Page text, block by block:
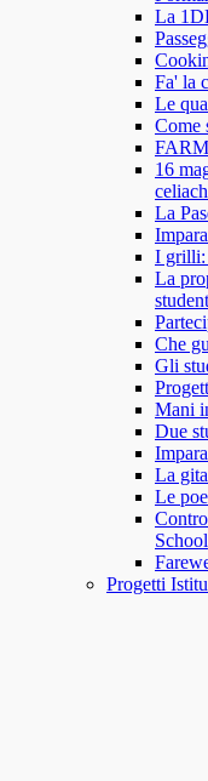
La
Fa' la
Le
Come
16
La
I grilli:
La
Che
Gli
Mani
Due
La
Le
School
Progetti